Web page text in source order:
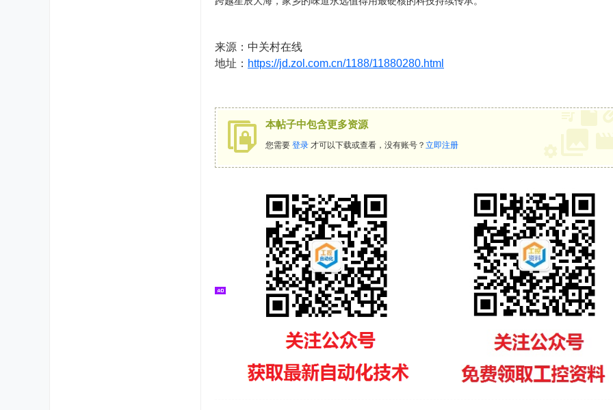
来源：中关村在线
地址： https://jd.zol.com.cn/1188/11880280.html
本帖子中包含更多资源
您需要 登录 才可以下载或查看，没有账号？ 立即注册